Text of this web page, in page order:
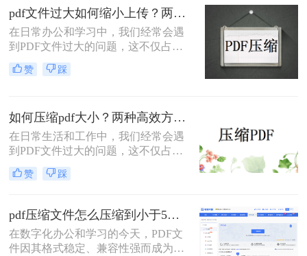
业软件「转转大师PDF转换器」——
它支持自定义压缩等级、图片重采
样，且完全本地处理，安全无广告。
的需求，然后逐一详解每种方法的具
pdf文件过大如何缩小上传？两种缩小并上传的有效方法!
在日常办公和学习中，我们经常会遇
到PDF文件过大的问题，这不仅占用
了大量的存储空间，还影响了文件的
上传速度和分享效率。那么pdf文件过
松解决PDF文件过大的问题。
赞 踩
如何压缩pdf大小？两种高效方法详解！
在日常生活和工作中，我们经常会遇
到PDF文件过大的问题，这不仅占用
了大量的存储空间，还降低了文件的
传输效率。因此，掌握几种有效的
何压缩pdf大小呢？本文将介绍两种常
用的PDF压缩方法，以帮助您更好地
压缩PDF文件。
赞 踩
pdf压缩文件怎么压缩到小于5M？4种压缩方法终极指南！
在数字化办公和学习的今天，PDF文
件因其格式稳定、兼容性强而成为我